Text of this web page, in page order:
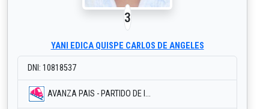
3
YANI EDICA QUISPE CARLOS DE ANGELES
DNI: 10818537
AVANZA PAIS - PARTIDO DE I...